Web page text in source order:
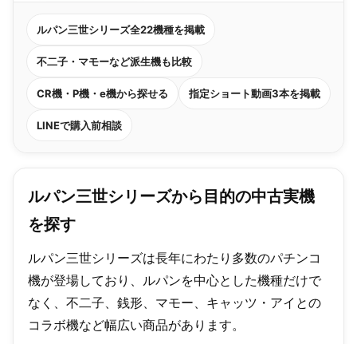
ルパン三世シリーズ全22機種を掲載
不二子・マモーなど派生機も比較
CR機・P機・e機から探せる 指定ショート動画3本を掲載
LINEで購入前相談
ルパン三世シリーズから目的の中古実機
を探す
ルパン三世シリーズは長年にわたり多数のパチンコ
機が登場しており、ルパンを中心とした機種だけで
なく、不二子、銭形、マモー、キャッツ・アイとの
コラボ機など幅広い商品があります。